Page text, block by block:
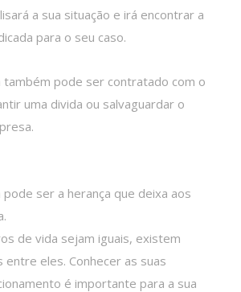
a sua situação e irá encontrar a
para o seu caso.
também pode ser contratado com o
uma divida ou salvaguardar o
ser a herança que deixa aos
de vida sejam iguais, existem
entre eles. Conhecer as suas
é importante para a sua